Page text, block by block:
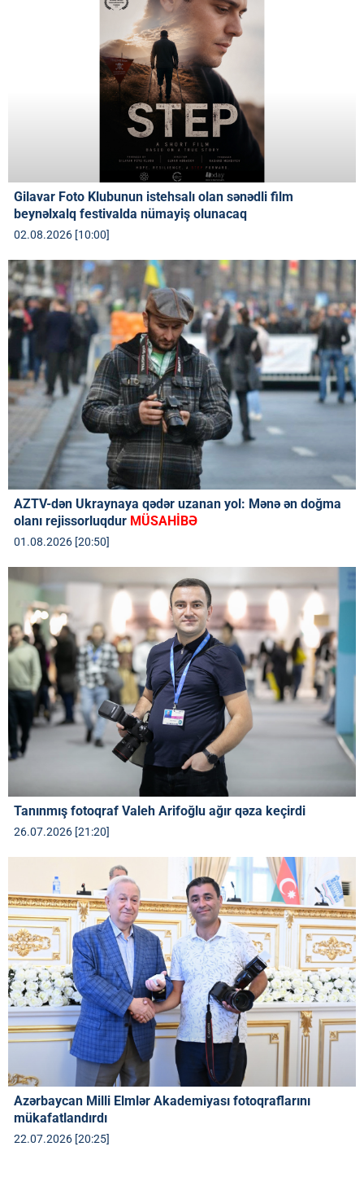
Gilavar Foto Klubunun istehsalı olan sənədli film
beynəlxalq festivalda nümayiş olunacaq
02.08.2026 [10:00]
AZTV-dən Ukraynaya qədər uzanan yol: Mənə ən doğma
olanı rejissorluqdur MÜSAHİBƏ
01.08.2026 [20:50]
Tanınmış fotoqraf Valeh Arifoğlu ağır qəza keçirdi
26.07.2026 [21:20]
Azərbaycan Milli Elmlər Akademiyası fotoqraflarını
mükafatlandırdı
22.07.2026 [20:25]